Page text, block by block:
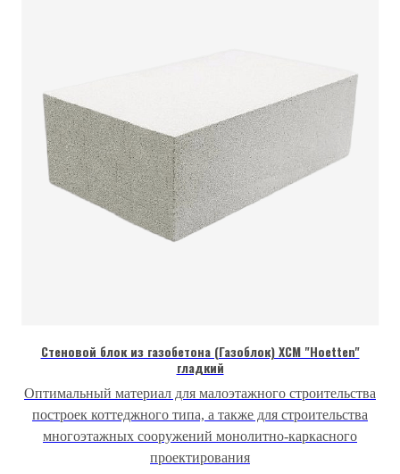
Стеновой блок из газобетона (Газоблок) ХСМ "Hoetten"
гладкий
Оптимальный материал для малоэтажного строительства
построек коттеджного типа, а также для строительства
многоэтажных сооружений монолитно-каркасного
проектирования